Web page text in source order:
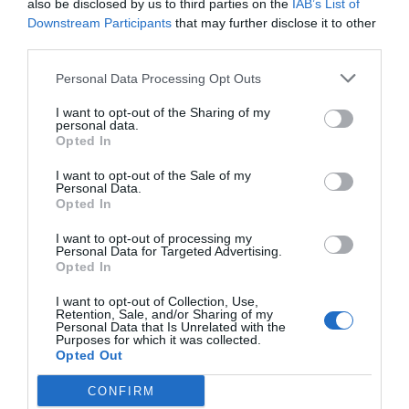
also be disclosed by us to third parties on the IAB’s List of
Downstream Participants that may further disclose it to other
Personal Data Processing Opt Outs
I want to opt-out of the Sharing of my
personal data.
Opted In
I want to opt-out of the Sale of my
Personal Data.
Opted In
I want to opt-out of processing my
Personal Data for Targeted Advertising.
Opted In
I want to opt-out of Collection, Use,
Retention, Sale, and/or Sharing of my
Personal Data that Is Unrelated with the
Purposes for which it was collected.
Opted Out
CONFIRM
traspasado aSantander UKotros instrumentos
1.217 millones de libras.
La banca vallesana se ha comprometido a no
competir en el mercado británico durante los 24
meses siguientes al cierre de la operación con el
Banco Santander. El Sabadell mantendrá la
sucursal que tiene en el Reino Unido para dar
apoyo a las empresas en sus negocios en el
este mercado a través de la división de banca
corporativa (CIB).
AñadirVIA Empresa